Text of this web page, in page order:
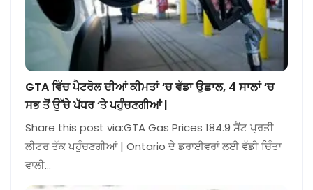
GTA ਵਿੱਚ ਪੈਟਰੋਲ ਦੀਆਂ ਕੀਮਤਾਂ ‘ਚ ਵੱਡਾ ਉਛਾਲ, 4 ਸਾਲਾਂ ‘ਚ
ਸਭ ਤੋਂ ਉੱਚੇ ਪੱਧਰ ‘ਤੇ ਪਹੁੰਚਣਗੀਆਂ |
Share this post via:GTA Gas Prices 184.9 ਸੈਂਟ ਪ੍ਰਤੀ
ਲੀਟਰ ਤੱਕ ਪਹੁੰਚਣਗੀਆਂ | Ontario ਦੇ ਡਰਾਈਵਰਾਂ ਲਈ ਵੱਡੀ ਚਿੰਤਾ
ਵਾਲੀ…